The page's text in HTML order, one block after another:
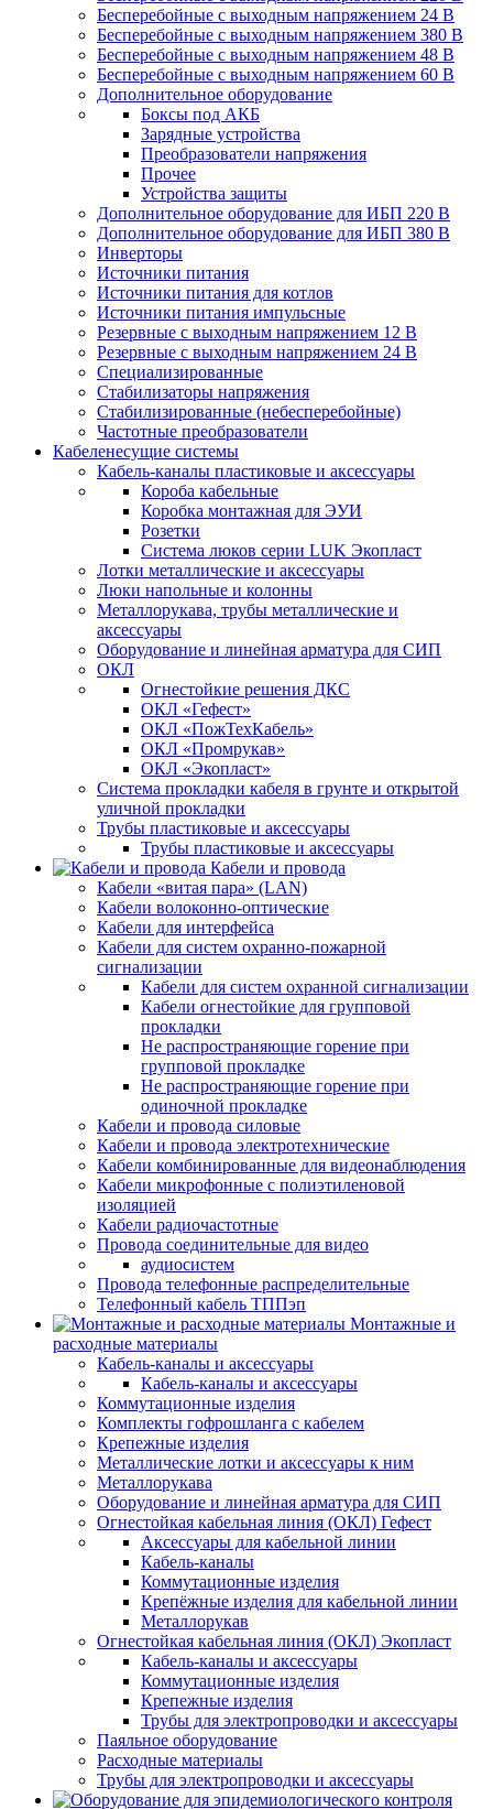
Бесперебойные с выходным напряжением 24 В
Бесперебойные с выходным напряжением 380 В
Бесперебойные с выходным напряжением 48 В
Бесперебойные с выходным напряжением 60 В
Дополнительное оборудование
Боксы под АКБ
Зарядные устройства
Преобразователи напряжения
Прочее
Устройства защиты
Дополнительное оборудование для ИБП 220 В
Дополнительное оборудование для ИБП 380 В
Инверторы
Источники питания
Источники питания для котлов
Источники питания импульсные
Резервные с выходным напряжением 12 В
Резервные с выходным напряжением 24 В
Специализированные
Стабилизаторы напряжения
Стабилизированные (небесперебойные)
Частотные преобразователи
Кабеленесущие системы
Кабель-каналы пластиковые и аксессуары
Короба кабельные
Коробка монтажная для ЭУИ
Розетки
Система люков серии LUK Экопласт
Лотки металлические и аксессуары
Люки напольные и колонны
Металлорукава, трубы металлические и
аксессуары
Оборудование и линейная арматура для СИП
ОКЛ
Огнестойкие решения ДКС
ОКЛ «Гефест»
ОКЛ «ПожТехКабель»
ОКЛ «Промрукав»
ОКЛ «Экопласт»
Система прокладки кабеля в грунте и открытой
уличной прокладки
Трубы пластиковые и аксессуары
Трубы пластиковые и аксессуары
Кабели и провода
Кабели «витая пара» (LAN)
Кабели волоконно-оптические
Кабели для интерфейса
Кабели для систем охранно-пожарной
сигнализации
Кабели для систем охранной сигнализации
Кабели огнестойкие для групповой
прокладки
Не распространяющие горение при
групповой прокладке
Не распространяющие горение при
одиночной прокладке
Кабели и провода силовые
Кабели и провода электротехнические
Кабели комбинированные для видеонаблюдения
Кабели микрофонные с полиэтиленовой
изоляцией
Кабели радиочастотные
Провода соединительные для видео
аудиосистем
Провода телефонные распределительные
Телефонный кабель ТППэп
Монтажные и
расходные материалы
Кабель-каналы и аксессуары
Кабель-каналы и аксессуары
Коммутационные изделия
Комплекты гофрошланга с кабелем
Крепежные изделия
Металлические лотки и аксессуары к ним
Металлорукава
Оборудование и линейная арматура для СИП
Огнестойкая кабельная линия (ОКЛ) Гефест
Аксессуары для кабельной линии
Кабель-каналы
Коммутационные изделия
Крепёжные изделия для кабельной линии
Металлорукав
Огнестойкая кабельная линия (ОКЛ) Экопласт
Кабель-каналы и аксессуары
Коммутационные изделия
Крепежные изделия
Трубы для электропроводки и аксессуары
Паяльное оборудование
Расходные материалы
Трубы для электропроводки и аксессуары